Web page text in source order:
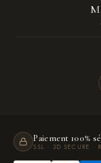
Paiement 100%
SSL · 3D SECURE ·